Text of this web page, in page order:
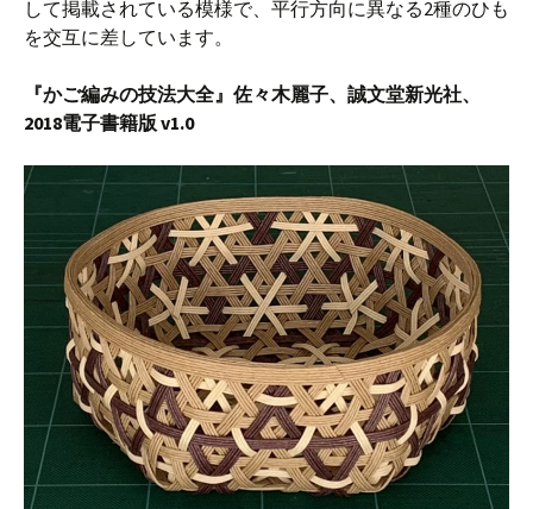
して掲載されている模様で、平行方向に異なる2種のひも
を交互に差しています。
『かご編みの技法大全』佐々木麗子、誠文堂新光社、
2018電子書籍版 v1.0